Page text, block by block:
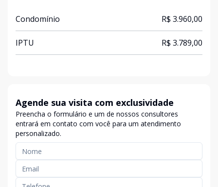
Condomínio R$ 3.960,00
IPTU R$ 3.789,00
Agende sua visita com exclusividade
Preencha o formulário e um de nossos consultores
entrará em contato com você para um atendimento
personalizado.